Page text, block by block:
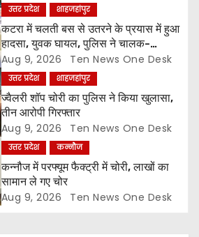
उत्तर प्रदेश शाहजहांपुर
कटरा में चलती बस से उतरने के प्रयास में हुआ
हादसा, युवक घायल, पुलिस ने चालक-
परिचालक को पूंछताछ के लिए हिरासत में लिया
Aug 9, 2026 Ten News One Desk
उत्तर प्रदेश शाहजहांपुर
ज्वैलरी शॉप चोरी का पुलिस ने किया खुलासा,
तीन आरोपी गिरफ्तार
Aug 9, 2026 Ten News One Desk
उत्तर प्रदेश कन्नौज
कन्नौज में परफ्यूम फैक्ट्री में चोरी, लाखों का
सामान ले गए चोर
Aug 9, 2026 Ten News One Desk